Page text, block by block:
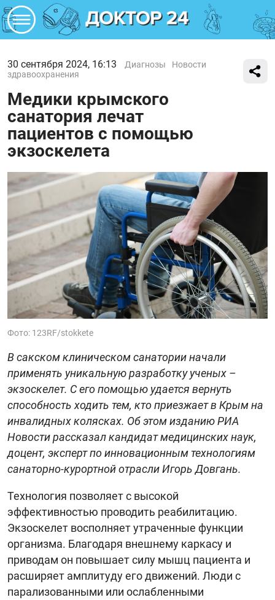
30 сентября 2024, 16:13 Диагнозы
Новости
здравоохранения
Медики крымского
санатория лечат
пациентов с помощью
экзоскелета
Фото: 123RF/stokkete
В сакском клиническом санатории начали
применять уникальную разработку ученых –
экзоскелет. С его помощью удается вернуть
способность ходить тем, кто приезжает в Крым на
инвалидных колясках. Об этом изданию РИА
Новости рассказал кандидат медицинских наук,
доцент, эксперт по инновационным технологиям
санаторно-курортной отрасли Игорь Довгань.
Технология позволяет с высокой
эффективностью проводить реабилитацию.
Экзоскелет восполняет утраченные функции
организма. Благодаря внешнему каркасу и
приводам он повышает силу мышц пациента и
расширяет амплитуду его движений. Люди с
парализованными или ослабленными